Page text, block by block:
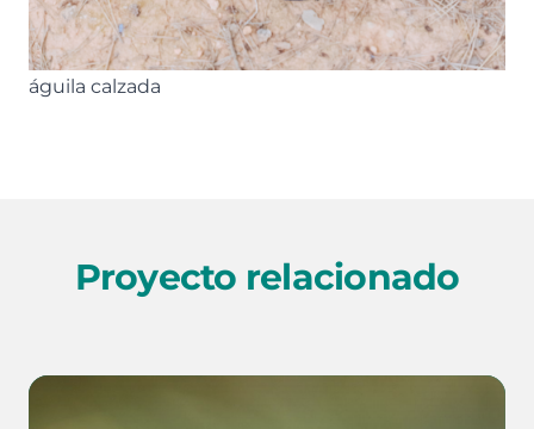
águila calzada
Proyecto relacionado